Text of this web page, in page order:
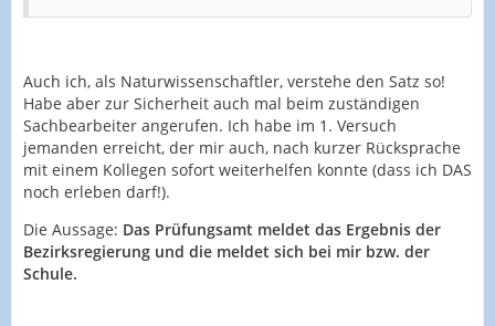
Auch ich, als Naturwissenschaftler, verstehe den Satz so!
Habe aber zur Sicherheit auch mal beim zuständigen
Sachbearbeiter angerufen. Ich habe im 1. Versuch
jemanden erreicht, der mir auch, nach kurzer Rücksprache
mit einem Kollegen sofort weiterhelfen konnte (dass ich DAS
noch erleben darf!).
Die Aussage: Das Prüfungsamt meldet das Ergebnis der
Bezirksregierung und die meldet sich bei mir bzw. der
Schule.